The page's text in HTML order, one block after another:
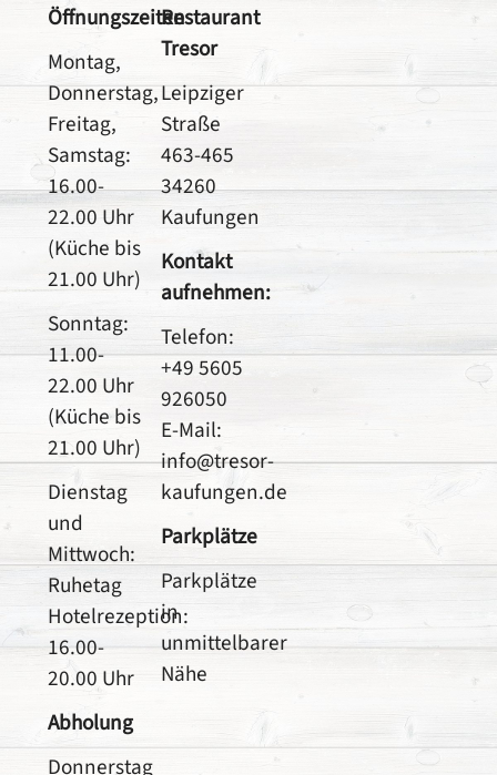
Öffnungszeiten
Montag,
Donnerstag,
Freitag,
Samstag:
16.00-
22.00 Uhr
(Küche bis
21.00 Uhr)
Sonntag:
11.00-
22.00 Uhr
(Küche bis
21.00 Uhr)
Dienstag
und
Mittwoch:
Ruhetag
Hotelrezeption:
16.00-
20.00 Uhr
Abholung
Donnerstag
Restaurant
Tresor
Leipziger
Straße
463-465
34260
Kaufungen
Kontakt
aufnehmen:
Telefon:
+49 5605
926050
E-Mail:
info@tresor-
kaufungen.de
Parkplätze
Parkplätze
in
unmittelbarer
Nähe